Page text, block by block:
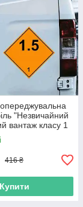
"Незвичайний
вантаж класу 1
416 ₴
Купити